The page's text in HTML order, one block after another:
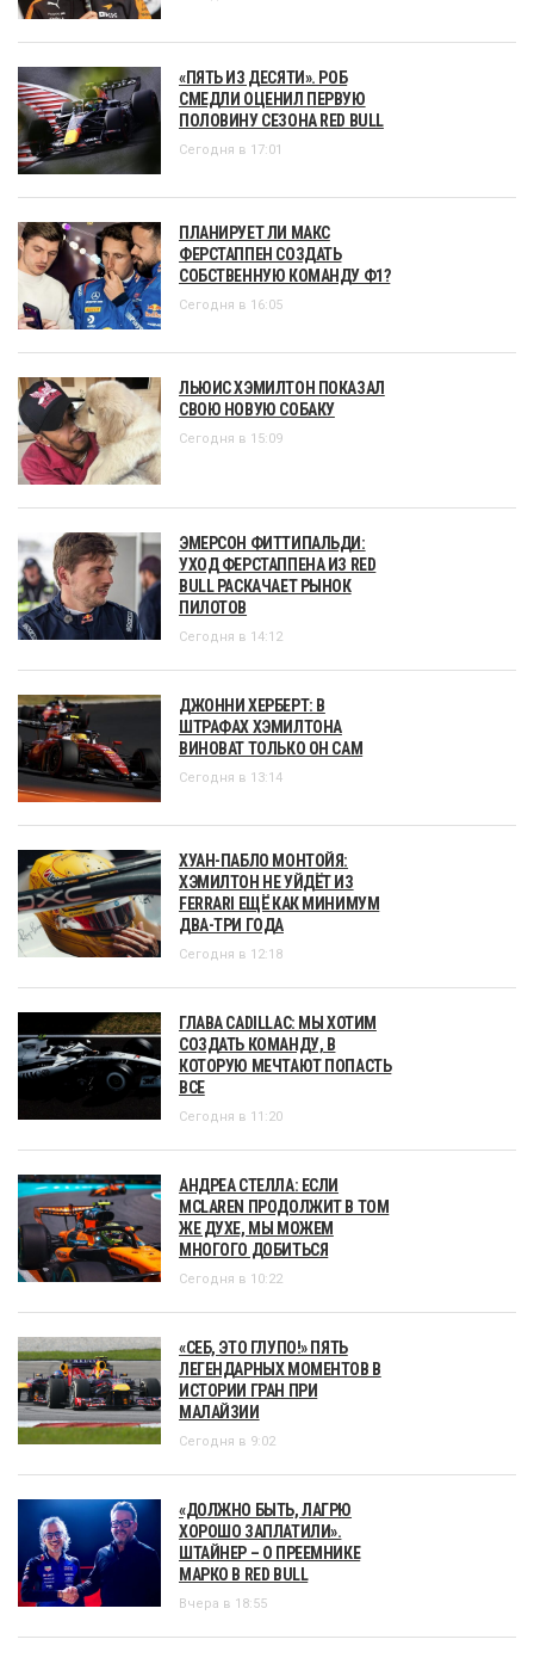
«ПЯТЬ ИЗ ДЕСЯТИ». РОБ
СМЕДЛИ ОЦЕНИЛ ПЕРВУЮ
ПОЛОВИНУ СЕЗОНА RED BULL
Сегодня в 17:01
ПЛАНИРУЕТ ЛИ МАКС
ФЕРСТАППЕН СОЗДАТЬ
СОБСТВЕННУЮ КОМАНДУ Ф1?
Сегодня в 16:05
ЛЬЮИС ХЭМИЛТОН ПОКАЗАЛ
СВОЮ НОВУЮ СОБАКУ
Сегодня в 15:09
ЭМЕРСОН ФИТТИПАЛЬДИ:
УХОД ФЕРСТАППЕНА ИЗ RED
BULL РАСКАЧАЕТ РЫНОК
ПИЛОТОВ
Сегодня в 14:12
ДЖОННИ ХЕРБЕРТ: В
ШТРАФАХ ХЭМИЛТОНА
ВИНОВАТ ТОЛЬКО ОН САМ
Сегодня в 13:14
ХУАН-ПАБЛО МОНТОЙЯ:
ХЭМИЛТОН НЕ УЙДЁТ ИЗ
FERRARI ЕЩЁ КАК МИНИМУМ
ДВА-ТРИ ГОДА
Сегодня в 12:18
ГЛАВА CADILLAC: МЫ ХОТИМ
СОЗДАТЬ КОМАНДУ, В
КОТОРУЮ МЕЧТАЮТ ПОПАСТЬ
ВСЕ
Сегодня в 11:20
АНДРЕА СТЕЛЛА: ЕСЛИ
MCLAREN ПРОДОЛЖИТ В ТОМ
ЖЕ ДУХЕ, МЫ МОЖЕМ
МНОГОГО ДОБИТЬСЯ
Сегодня в 10:22
«СЕБ, ЭТО ГЛУПО!» ПЯТЬ
ЛЕГЕНДАРНЫХ МОМЕНТОВ В
ИСТОРИИ ГРАН ПРИ
МАЛАЙЗИИ
Сегодня в 9:02
«ДОЛЖНО БЫТЬ, ЛАГРЮ
ХОРОШО ЗАПЛАТИЛИ».
ШТАЙНЕР – О ПРЕЕМНИКЕ
МАРКО В RED BULL
Вчера в 18:55